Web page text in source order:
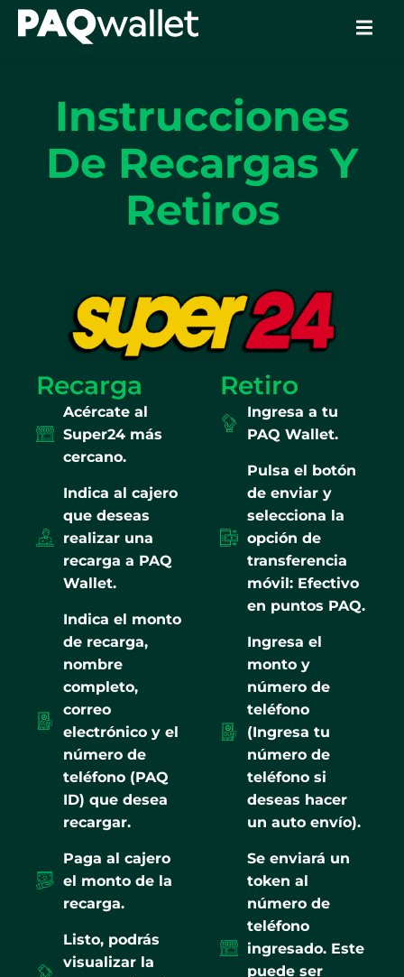
Instrucciones
De Recargas Y
Retiros
Recarga
Acércate al
Super24 más
cercano.
Indica al cajero
que deseas
realizar una
recarga a PAQ
Wallet.
Indica el monto
de recarga,
nombre
completo,
correo
electrónico y el
número de
teléfono (PAQ
ID) que desea
recargar.
Paga al cajero
el monto de la
recarga.
Listo, podrás
visualizar la
Retiro
Ingresa a tu
PAQ Wallet.
Pulsa el botón
de enviar y
selecciona la
opción de
transferencia
móvil: Efectivo
en puntos PAQ.
Ingresa el
monto y
número de
teléfono
(Ingresa tu
número de
teléfono si
deseas hacer
un auto envío).
Se enviará un
token al
número de
teléfono
ingresado. Este
puede ser